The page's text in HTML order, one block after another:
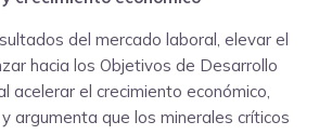
del mercado laboral, elevar el
hacia los Objetivos de Desarrollo
acelerar el crecimiento económico,
argumenta que los minerales críticos